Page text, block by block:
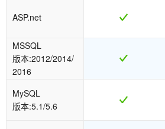
ASP.net
MSSQL
版本:2012/2014/
2016
MySQL
版本:5.1/5.6